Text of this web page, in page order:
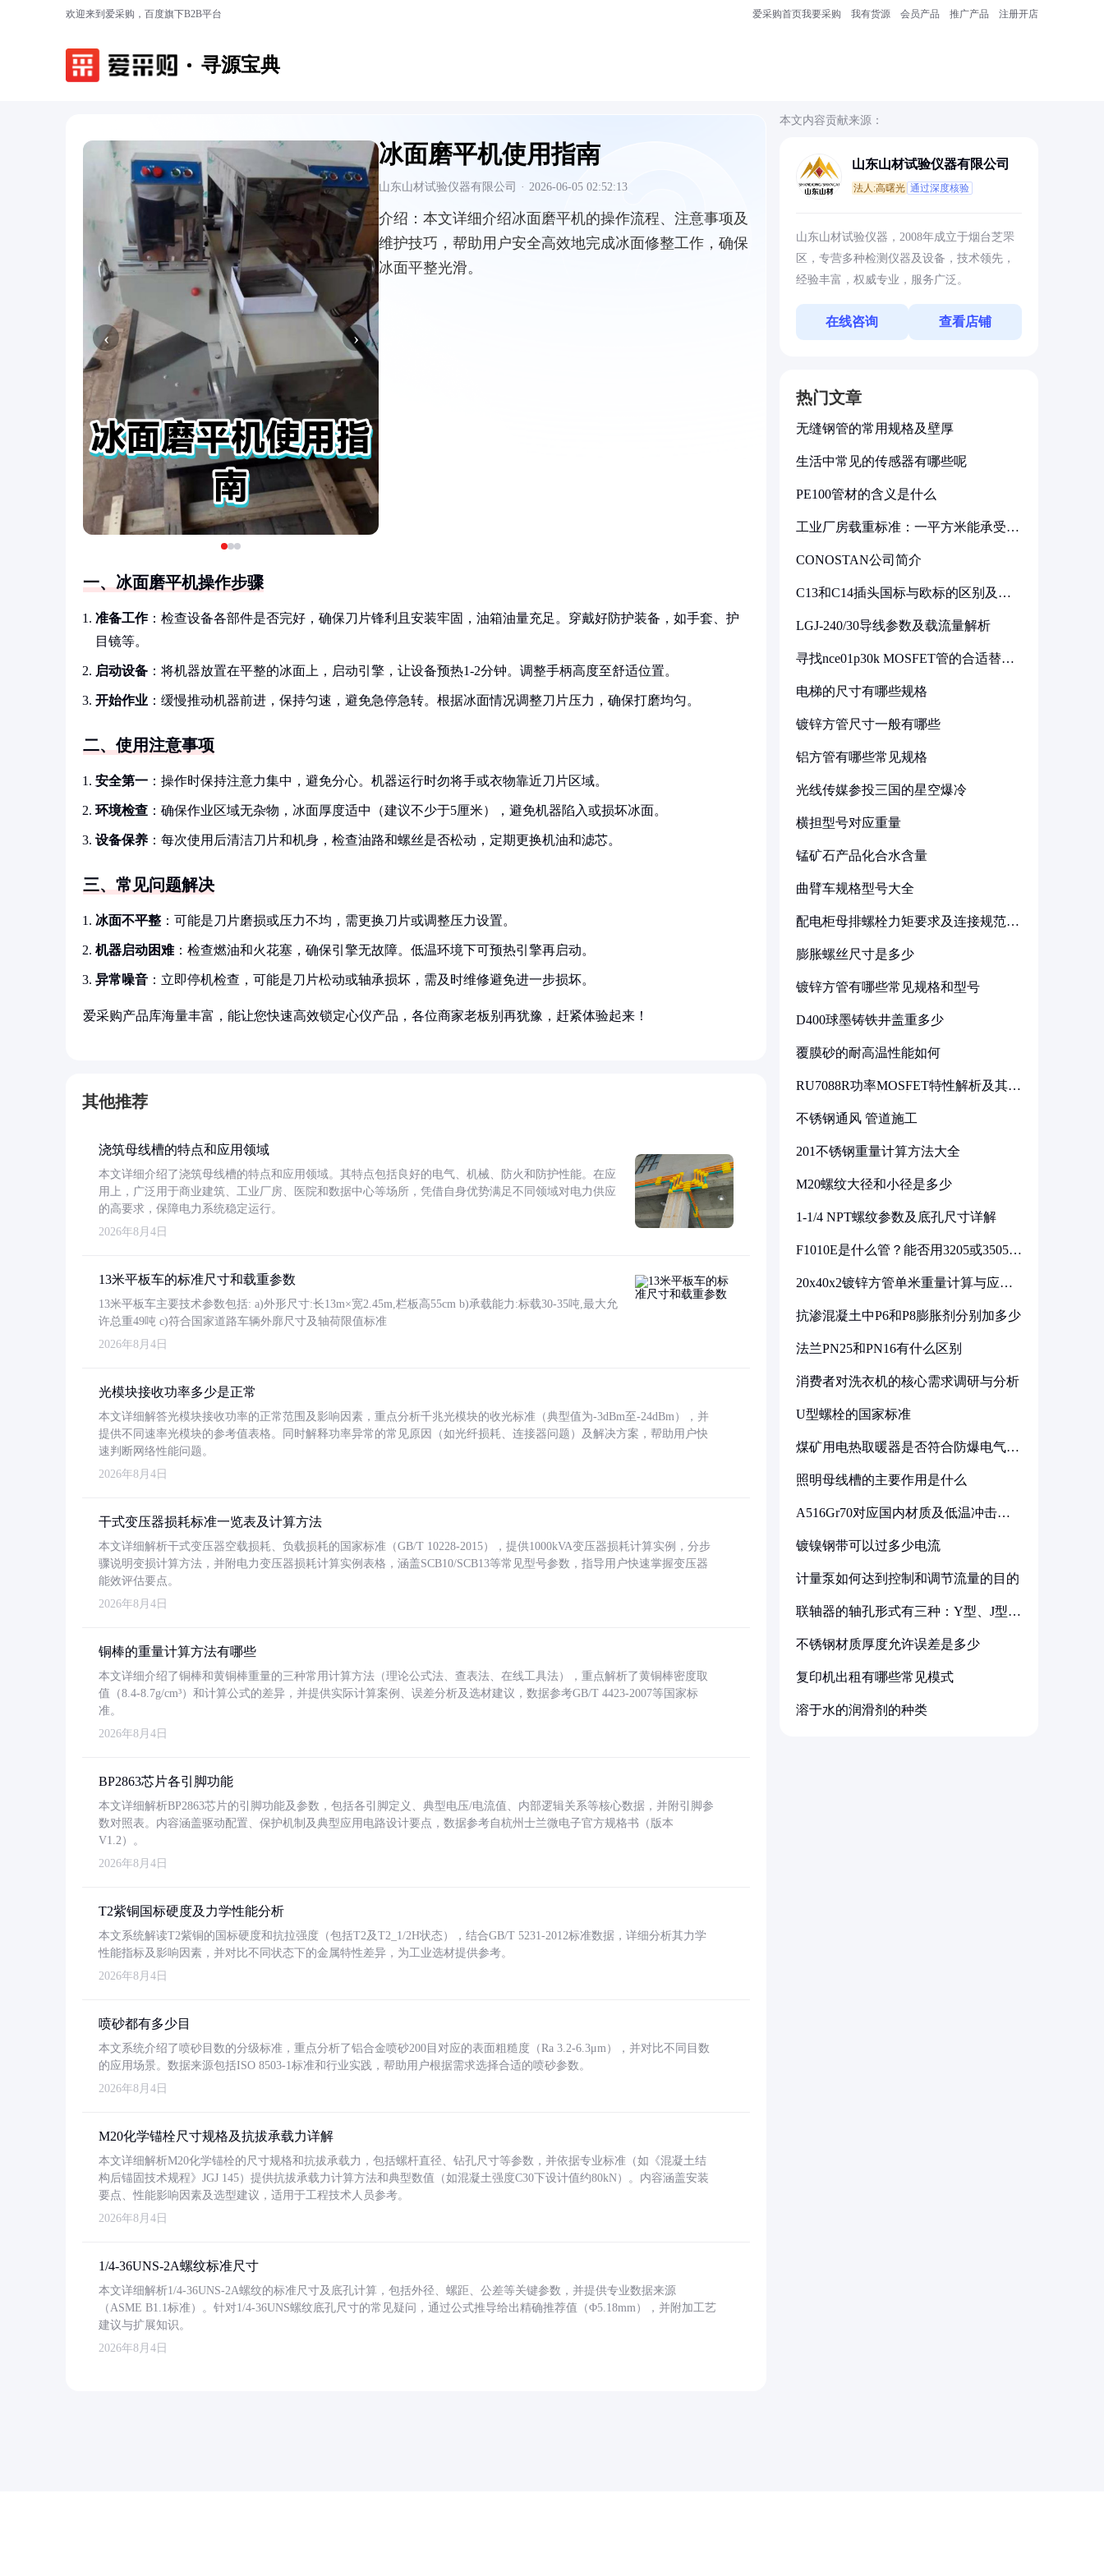
欢迎来到爱采购，百度旗下B2B平台 爱采购首页我要采购 我有货源 会员产品 推广产品 注册开店
寻源宝典
‹ ›
冰面磨平机使用指南
山东山材试验仪器有限公司 · 2026-06-05 02:52:13
介绍： 本文详细介绍冰面磨平机的操作流程、注意事项及
维护技巧，帮助用户安全高效地完成冰面修整工作，确保
冰面平整光滑。
一、冰面磨平机操作步骤
准备工作：检查设备各部件是否完好，确保刀片锋利且安装牢固，油箱油量充足。穿戴好防护装备，如手套、护
目镜等。
启动设备 ：将机器放置在平整的冰面上，启动引擎，让设备预热1-2分钟。调整手柄高度至舒适位置。
开始作业 ：缓慢推动机器前进，保持匀速，避免急停急转。根据冰面情况调整刀片压力，确保打磨均匀。
二、使用注意事项
安全第一 ：操作时保持注意力集中，避免分心。机器运行时勿将手或衣物靠近刀片区域。
环境检查 ：确保作业区域无杂物，冰面厚度适中（建议不少于5厘米），避免机器陷入或损坏冰面。
设备保养 ：每次使用后清洁刀片和机身，检查油路和螺丝是否松动，定期更换机油和滤芯。
三、常见问题解决
冰面不平整 ：可能是刀片磨损或压力不均，需更换刀片或调整压力设置。
机器启动困难：检查燃油和火花塞，确保引擎无故障。低温环境下可预热引擎再启动。
异常噪音 ：立即停机检查，可能是刀片松动或轴承损坏，需及时维修避免进一步损坏。
爱采购产品库海量丰富，能让您快速高效锁定心仪产品，各位商家老板别再犹豫，赶紧体验起来！
其他推荐
浇筑母线槽的特点和应用领域
本文详细介绍了浇筑母线槽的特点和应用领域。其特点包括良好的电气、机械、防火和防护性能。在应
用上，广泛用于商业建筑、工业厂房、医院和数据中心等场所，凭借自身优势满足不同领域对电力供应
的高要求，保障电力系统稳定运行。
2026年8月4日
13米平板车的标准尺寸和载重参数
13米平板车主要技术参数包括: a)外形尺寸:长13m×宽2.45m,栏板高55cm b)承载能力:标载30-35吨,最大允
许总重49吨 c)符合国家道路车辆外廓尺寸及轴荷限值标准
2026年8月4日
光模块接收功率多少是正常
本文详细解答光模块接收功率的正常范围及影响因素，重点分析千兆光模块的收光标准（典型值为-3dBm至-24dBm），并
提供不同速率光模块的参考值表格。同时解释功率异常的常见原因（如光纤损耗、连接器问题）及解决方案，帮助用户快
速判断网络性能问题。
2026年8月4日
干式变压器损耗标准一览表及计算方法
本文详细解析干式变压器空载损耗、负载损耗的国家标准（GB/T 10228-2015），提供1000kVA变压器损耗计算实例，分步
骤说明变损计算方法，并附电力变压器损耗计算实例表格，涵盖SCB10/SCB13等常见型号参数，指导用户快速掌握变压器
能效评估要点。
2026年8月4日
铜棒的重量计算方法有哪些
本文详细介绍了铜棒和黄铜棒重量的三种常用计算方法（理论公式法、查表法、在线工具法），重点解析了黄铜棒密度取
值（8.4-8.7g/cm³）和计算公式的差异，并提供实际计算案例、误差分析及选材建议，数据参考GB/T 4423-2007等国家标
准。
2026年8月4日
BP2863芯片各引脚功能
本文详细解析BP2863芯片的引脚功能及参数，包括各引脚定义、典型电压/电流值、内部逻辑关系等核心数据，并附引脚参
数对照表。内容涵盖驱动配置、保护机制及典型应用电路设计要点，数据参考自杭州士兰微电子官方规格书（版本
V1.2）。
2026年8月4日
T2紫铜国标硬度及力学性能分析
本文系统解读T2紫铜的国标硬度和抗拉强度（包括T2及T2_1/2H状态），结合GB/T 5231-2012标准数据，详细分析其力学
性能指标及影响因素，并对比不同状态下的金属特性差异，为工业选材提供参考。
2026年8月4日
喷砂都有多少目
本文系统介绍了喷砂目数的分级标准，重点分析了铝合金喷砂200目对应的表面粗糙度（Ra 3.2-6.3μm），并对比不同目数
的应用场景。数据来源包括ISO 8503-1标准和行业实践，帮助用户根据需求选择合适的喷砂参数。
2026年8月4日
M20化学锚栓尺寸规格及抗拔承载力详解
本文详细解析M20化学锚栓的尺寸规格和抗拔承载力，包括螺杆直径、钻孔尺寸等参数，并依据专业标准（如《混凝土结
构后锚固技术规程》JGJ 145）提供抗拔承载力计算方法和典型数值（如混凝土强度C30下设计值约80kN）。内容涵盖安装
要点、性能影响因素及选型建议，适用于工程技术人员参考。
2026年8月4日
1/4-36UNS-2A螺纹标准尺寸
本文详细解析1/4-36UNS-2A螺纹的标准尺寸及底孔计算，包括外径、螺距、公差等关键参数，并提供专业数据来源
（ASME B1.1标准）。针对1/4-36UNS螺纹底孔尺寸的常见疑问，通过公式推导给出精确推荐值（Φ5.18mm），并附加工艺
建议与扩展知识。
2026年8月4日
本文内容贡献来源：
山东山材试验仪器有限公司
法人:高曙光 通过深度核验
山东山材试验仪器，2008年成立于烟台芝罘
区，专营多种检测仪器及设备，技术领先，
经验丰富，权威专业，服务广泛。
在线咨询 查看店铺
热门文章
无缝钢管的常用规格及壁厚
生活中常见的传感器有哪些呢
PE100管材的含义是什么
工业厂房载重标准：一平方米能承受多
CONOSTAN公司简介
C13和C14插头国标与欧标的区别及其
LGJ-240/30导线参数及载流量解析
寻找nce01p30k MOSFET管的合适替代
电梯的尺寸有哪些规格
镀锌方管尺寸一般有哪些
铝方管有哪些常见规格
光线传媒参投三国的星空爆冷
横担型号对应重量
锰矿石产品化合水含量
曲臂车规格型号大全
配电柜母排螺栓力矩要求及连接规范详
膨胀螺丝尺寸是多少
镀锌方管有哪些常见规格和型号
D400球墨铸铁井盖重多少
覆膜砂的耐高温性能如何
RU7088R功率MOSFET特性解析及其在
不锈钢通风 管道施工
201不锈钢重量计算方法大全
M20螺纹大径和小径是多少
1-1/4 NPT螺纹参数及底孔尺寸详解
F1010E是什么管？能否用3205或3505代
20x40x2镀锌方管单米重量计算与应用
抗渗混凝土中P6和P8膨胀剂分别加多少
法兰PN25和PN16有什么区别
消费者对洗衣机的核心需求调研与分析
U型螺栓的国家标准
煤矿用电热取暖器是否符合防爆电气设
照明母线槽的主要作用是什么
A516Gr70对应国内材质及低温冲击要
镀镍钢带可以过多少电流
计量泵如何达到控制和调节流量的目的
联轴器的轴孔形式有三种：Y型、J型、
不锈钢材质厚度允许误差是多少
复印机出租有哪些常见模式
溶于水的润滑剂的种类